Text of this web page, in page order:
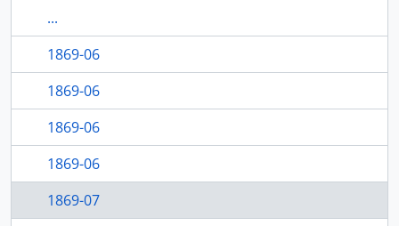
...
1869-06
1869-06
1869-06
1869-06
1869-07